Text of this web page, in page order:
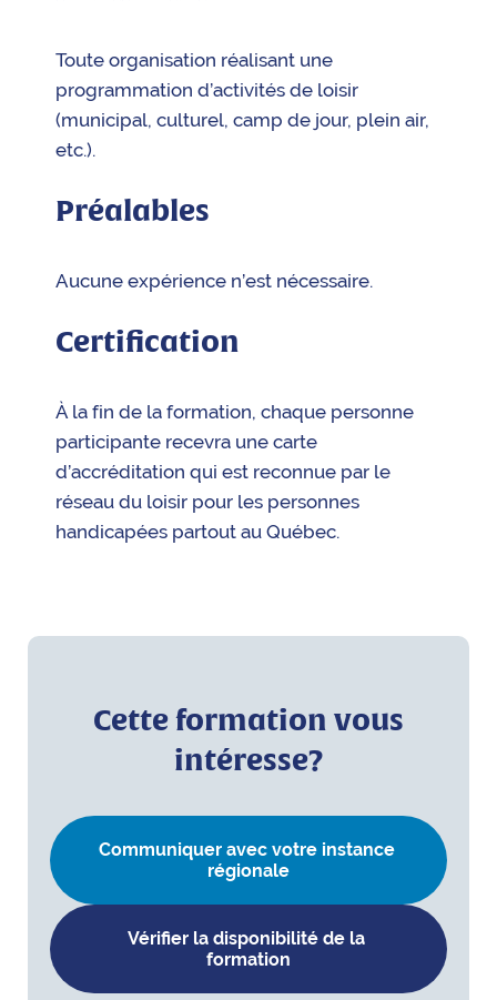
Toute organisation réalisant une
programmation d’activités de loisir
(municipal, culturel, camp de jour, plein air,
etc.).
Préalables
Aucune expérience n’est nécessaire.
Certification
À la fin de la formation, chaque personne
participante recevra une carte
d’accréditation qui est reconnue par le
réseau du loisir pour les personnes
handicapées partout au Québec.
Cette formation vous
intéresse?
Communiquer avec votre instance
régionale
Vérifier la disponibilité de la
formation